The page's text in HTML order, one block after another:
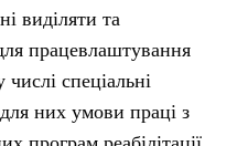
виділяти та
працевлаштування
числі спеціальні
них умови праці з